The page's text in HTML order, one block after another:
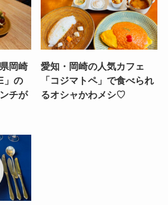
岡崎
」の
チが
愛知・岡崎の人気カフェ
「コジマトペ」で食べられ
るオシャかわメシ♡